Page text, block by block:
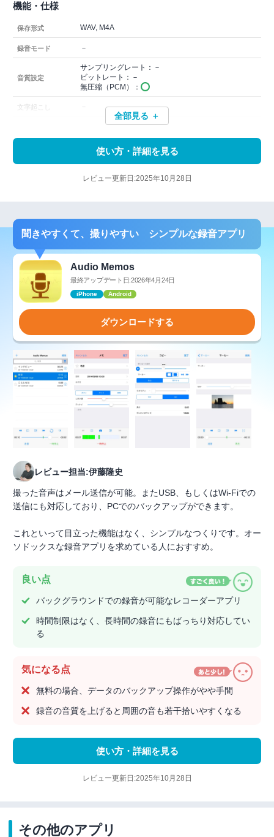
機能・仕様
保存形式 WAV, M4A
録音モード －
音質設定
サンプリングレート：－
ビットレート：－
無圧縮（PCM）：
文字起こし －
全部見る ＋
使い方・詳細を見る
レビュー更新日:2025年10月28日
聞きやすくて、撮りやすい シンプルな録音アプリ
Audio Memos
最終アップデート日:2026年4月24日
iPhone Android
ダウンロードする
レビュー担当:伊藤隆史
撮った音声はメール送信が可能。またUSB、もしくはWi-Fiでの
送信にも対応しており、PCでのバックアップができます。
これといって目立った機能はなく、シンプルなつくりです。オー
ソドックスな録音アプリを求めている人におすすめ。
良い点
バックグラウンドでの録音が可能なレコーダーアプリ
時間制限はなく、長時間の録音にもばっちり対応してい
る
気になる点
無料の場合、データのバックアップ操作がやや手間
録音の音質を上げると周囲の音も若干拾いやすくなる
使い方・詳細を見る
レビュー更新日:2025年10月28日
その他のアプリ